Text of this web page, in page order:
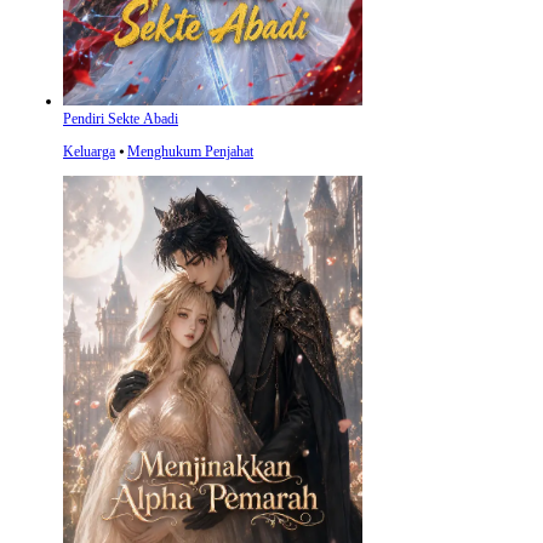
Pendiri Sekte Abadi
Keluarga ⦁ Menghukum Penjahat